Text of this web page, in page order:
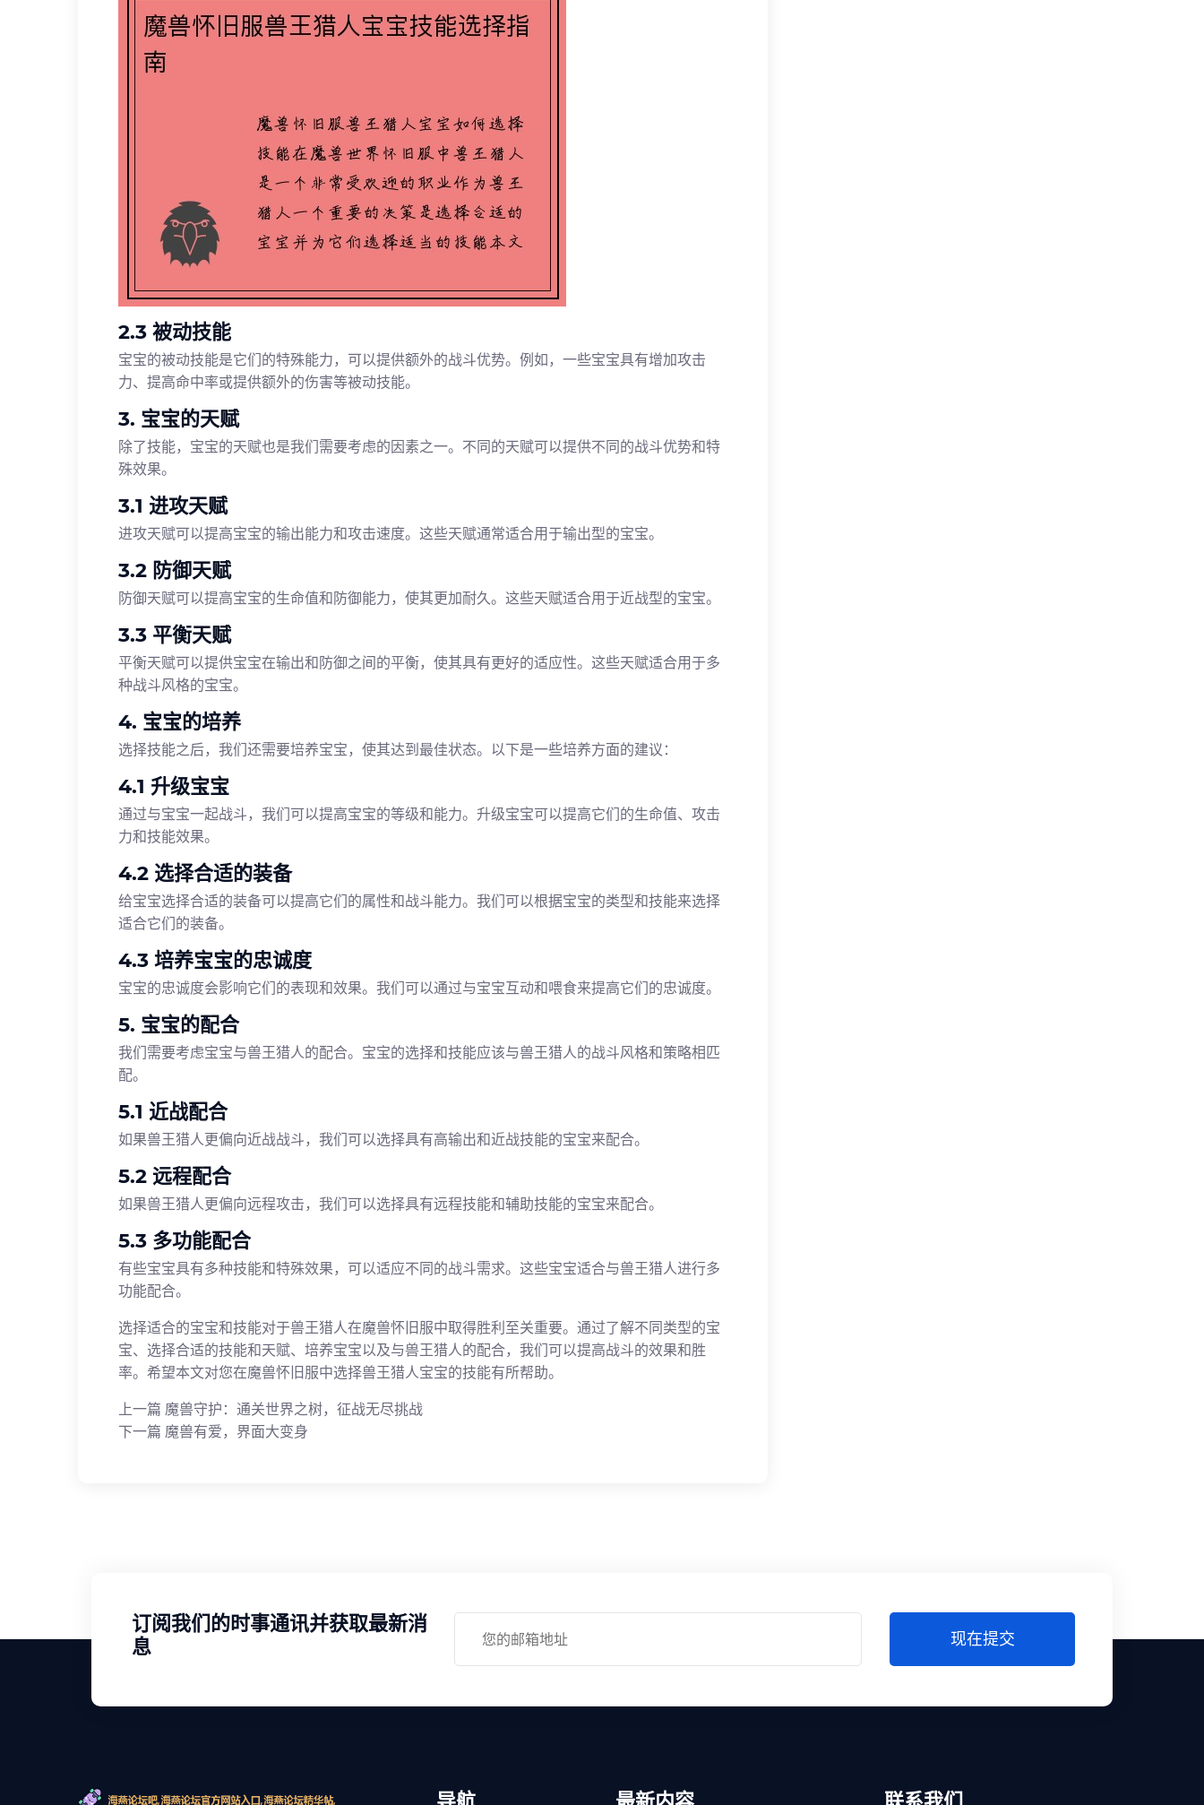
2.3 被动技能
宝宝的被动技能是它们的特殊能力，可以提供额外的战斗优势。例如，一些宝宝具有增加攻击
力、提高命中率或提供额外的伤害等被动技能。
3. 宝宝的天赋
除了技能，宝宝的天赋也是我们需要考虑的因素之一。不同的天赋可以提供不同的战斗优势和特
殊效果。
3.1 进攻天赋
进攻天赋可以提高宝宝的输出能力和攻击速度。这些天赋通常适合用于输出型的宝宝。
3.2 防御天赋
防御天赋可以提高宝宝的生命值和防御能力，使其更加耐久。这些天赋适合用于近战型的宝宝。
3.3 平衡天赋
平衡天赋可以提供宝宝在输出和防御之间的平衡，使其具有更好的适应性。这些天赋适合用于多
种战斗风格的宝宝。
4. 宝宝的培养
选择技能之后，我们还需要培养宝宝，使其达到最佳状态。以下是一些培养方面的建议：
4.1 升级宝宝
通过与宝宝一起战斗，我们可以提高宝宝的等级和能力。升级宝宝可以提高它们的生命值、攻击
力和技能效果。
4.2 选择合适的装备
给宝宝选择合适的装备可以提高它们的属性和战斗能力。我们可以根据宝宝的类型和技能来选择
适合它们的装备。
4.3 培养宝宝的忠诚度
宝宝的忠诚度会影响它们的表现和效果。我们可以通过与宝宝互动和喂食来提高它们的忠诚度。
5. 宝宝的配合
我们需要考虑宝宝与兽王猎人的配合。宝宝的选择和技能应该与兽王猎人的战斗风格和策略相匹
配。
5.1 近战配合
如果兽王猎人更偏向近战战斗，我们可以选择具有高输出和近战技能的宝宝来配合。
5.2 远程配合
如果兽王猎人更偏向远程攻击，我们可以选择具有远程技能和辅助技能的宝宝来配合。
5.3 多功能配合
有些宝宝具有多种技能和特殊效果，可以适应不同的战斗需求。这些宝宝适合与兽王猎人进行多
功能配合。
选择适合的宝宝和技能对于兽王猎人在魔兽怀旧服中取得胜利至关重要。通过了解不同类型的宝
宝、选择合适的技能和天赋、培养宝宝以及与兽王猎人的配合，我们可以提高战斗的效果和胜
率。希望本文对您在魔兽怀旧服中选择兽王猎人宝宝的技能有所帮助。
上一篇 魔兽守护：通关世界之树，征战无尽挑战
下一篇 魔兽有爱，界面大变身
订阅我们的时事通讯并获取最新消
息
现在提交